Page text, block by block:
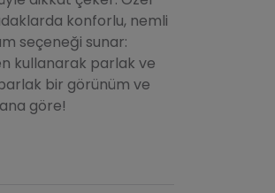
konforlu, nemli
seçeneği sunar:
kullanarak parlak ve
bir görünüm ve
göre!